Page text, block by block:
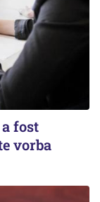
fost
vorba